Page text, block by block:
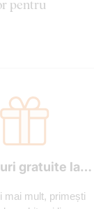
pentru
gratuite la
mai mult, primești